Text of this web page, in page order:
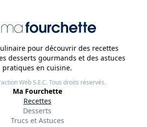
pour découvrir des recettes
desserts gourmands et des astuces
pratiques en cuisine.
Web S.E.C.Tous droits réservés.
Ma Fourchette
Recettes
Desserts
Trucs et Astuces